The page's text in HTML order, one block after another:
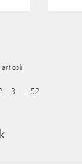
articoli
3 52